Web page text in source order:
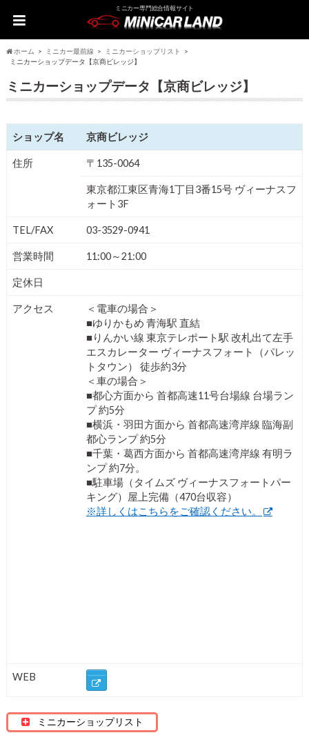
ミニカー専門総合情報サイト
ホーム ミニカー最前線
ミニカーショップリスト
ミニカーショップデータ【京商ビレッジ】
ミニカーショップデータ【京商ビレッジ】
ショップ名 京商ビレッジ
住所 〒135-0064
東京都江東区青海1丁目3番15号 ヴィーナスフ
ォート3F
TEL/FAX 03-3529-0941
営業時間 11:00～21:00
定休日
アクセス
＜電車の場合＞
■ゆりかもめ 青海駅 直結
■りんかい線 東京テレポート駅 改札出て左手
エスカレーター ヴィーナスフォート（パレッ
トタウン） 徒歩約3分
＜車の場合＞
■都心方面から 首都高速11号台場線 台場ラン
プ 約5分
■横浜・羽田方面から 首都高速湾岸線 臨海副
都心ランプ 約5分
■千葉・葛西方面から 首都高速湾岸線 有明ラ
ンプ 約7分。
■駐車場（タイムズ ヴィーナスフォートパー
キング）屋上完備（470台収容）
※詳しくはこちらをご確認ください。
WEB
ミニカーショップリスト